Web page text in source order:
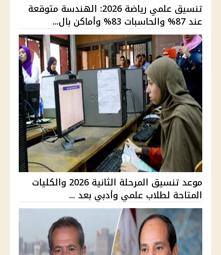
تنسيق علمي رياضة 2026: الهندسة متوقعة
عند 87% والحاسبات 83% وأماكن بال...
موعد تنسيق المرحلة الثانية 2026 والكليات
المتاحة لطلاب علمي وأدبي بعد ...